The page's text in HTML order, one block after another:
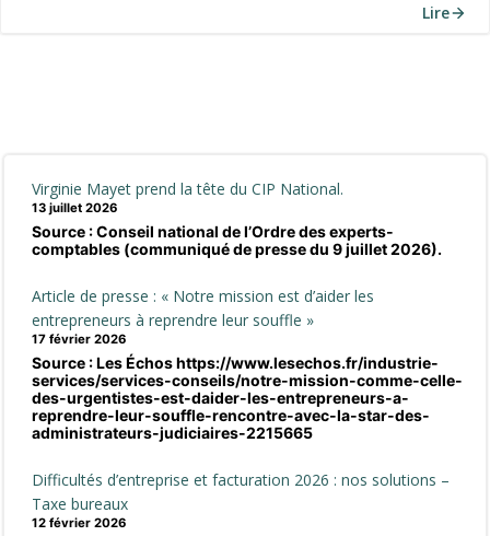
Lire
Virginie Mayet prend la tête du CIP National.
13 juillet 2026
Source : Conseil national de l’Ordre des experts-
comptables (communiqué de presse du 9 juillet 2026).
Article de presse : « Notre mission est d’aider les
entrepreneurs à reprendre leur souffle »
17 février 2026
Source : Les Échos https://www.lesechos.fr/industrie-
services/services-conseils/notre-mission-comme-celle-
des-urgentistes-est-daider-les-entrepreneurs-a-
reprendre-leur-souffle-rencontre-avec-la-star-des-
administrateurs-judiciaires-2215665
Difficultés d’entreprise et facturation 2026 : nos solutions –
Taxe bureaux
12 février 2026